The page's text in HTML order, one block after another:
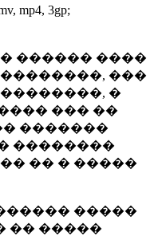
mp4, 3gp;
������ ����
���
�
��� ��
�������
��������
�� � �����
�����
�� �����